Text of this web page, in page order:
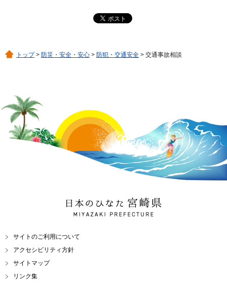
トップ> 防災・安全・安心 > 防犯・交通安全 > 交通事故相談
日本のひなた 宮崎県
MIYAZAKI PREFECTURE
サイトのご利用について
アクセシビリティ方針
サイトマップ
リンク集